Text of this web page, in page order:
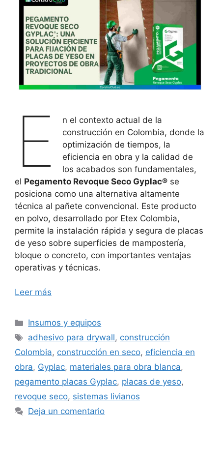
E
n el contexto actual de la
construcción en Colombia, donde la
optimización de tiempos, la
eficiencia en obra y la calidad de
los acabados son fundamentales,
el Pegamento Revoque Seco Gyplac® se
posiciona como una alternativa altamente
técnica al pañete convencional. Este producto
en polvo, desarrollado por Etex Colombia,
permite la instalación rápida y segura de placas
de yeso sobre superficies de mampostería,
bloque o concreto, con importantes ventajas
operativas y técnicas.
Leer más
Categorías
Insumos y equipos
Etiquetas
adhesivo para drywall, construcción
Colombia, construcción en seco, eficiencia en
obra, Gyplac, materiales para obra blanca,
pegamento placas Gyplac, placas de yeso,
revoque seco, sistemas livianos
Deja un comentario